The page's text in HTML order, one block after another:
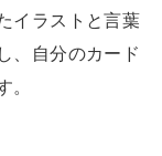
イラストと言葉
、自分のカード
。